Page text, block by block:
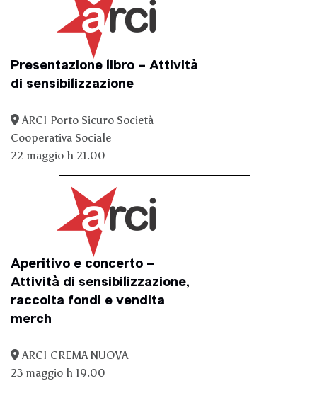
Presentazione libro – Attività
di sensibilizzazione
ARCI Porto Sicuro Società
Cooperativa Sociale
22 maggio h 21.00
Aperitivo e concerto –
Attività di sensibilizzazione,
raccolta fondi e vendita
merch
ARCI CREMA NUOVA
23 maggio h 19.00